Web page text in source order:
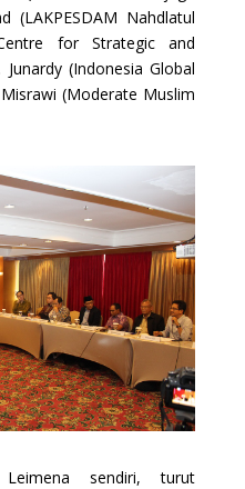
(LAKPESDAM Nahdlatul
for Strategic and
(Indonesia Global
(Moderate Muslim
sendiri, turut